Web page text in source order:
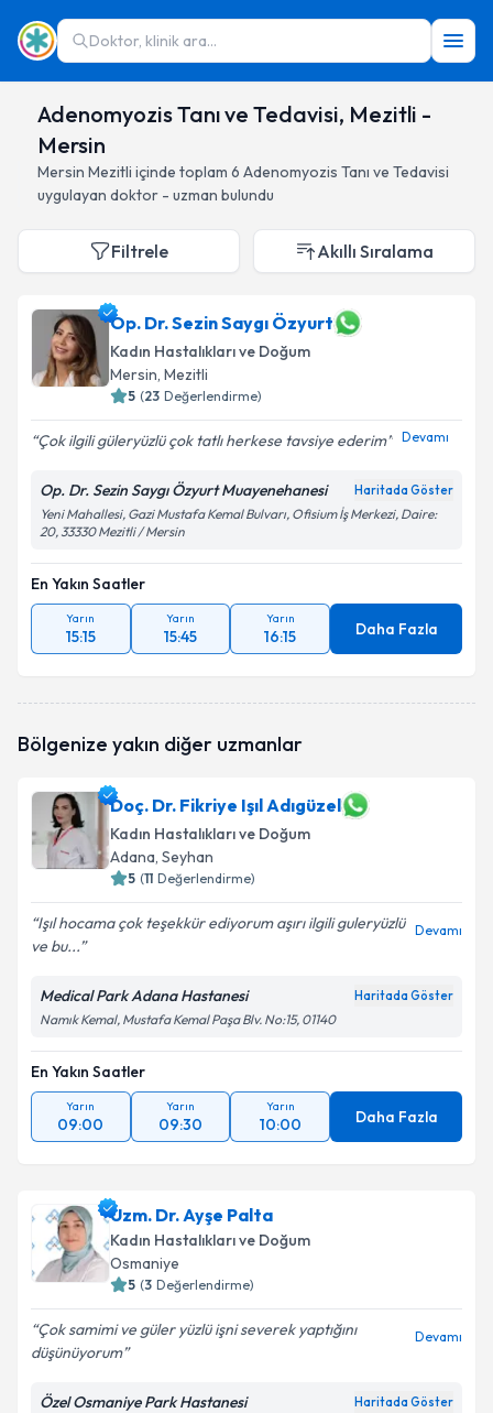
Doktor, klinik ara...
Adenomyozis Tanı ve Tedavisi, Mezitli -
Mersin
Mersin Mezitli içinde toplam 6 Adenomyozis Tanı ve Tedavisi
uygulayan doktor - uzman bulundu
Filtrele Akıllı Sıralama
Op. Dr. Sezin Saygı Özyurt
Kadın Hastalıkları ve Doğum
Mersin, Mezitli
5 (23 Değerlendirme)
Çok ilgili güleryüzlü çok tatlı herkese tavsiye ederim Devamı
Op. Dr. Sezin Saygı Özyurt Muayenehanesi Haritada Göster
Yeni Mahallesi, Gazi Mustafa Kemal Bulvarı, Ofisium İş Merkezi, Daire:
20, 33330 Mezitli / Mersin
En Yakın Saatler
Yarın
15:15
Yarın
15:45
Yarın
16:15 Daha Fazla
Bölgenize yakın diğer uzmanlar
Doç. Dr. Fikriye Işıl Adıgüzel
Kadın Hastalıkları ve Doğum
Adana, Seyhan
5 (11 Değerlendirme)
Işıl hocama çok teşekkür ediyorum aşırı ilgili guleryüzlü
ve bu...
Devamı
Medical Park Adana Hastanesi Haritada Göster
Namık Kemal, Mustafa Kemal Paşa Blv. No:15, 01140
En Yakın Saatler
Yarın
09:00
Yarın
09:30
Yarın
10:00 Daha Fazla
Uzm. Dr. Ayşe Palta
Kadın Hastalıkları ve Doğum
Osmaniye
5 (3 Değerlendirme)
Çok samimi ve güler yüzlü işni severek yaptığını
düşünüyorum
Devamı
Özel Osmaniye Park Hastanesi Haritada Göster